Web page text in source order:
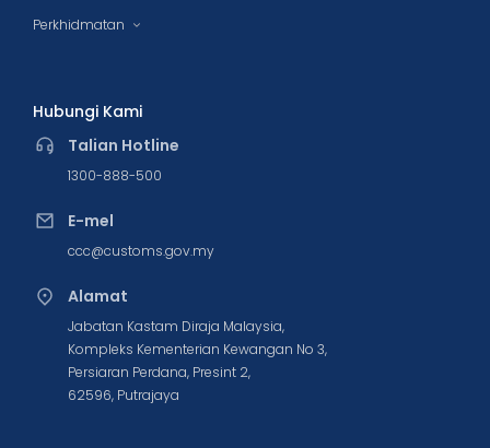
Perkhidmatan
Hubungi Kami
Talian Hotline
1300-888-500
E-mel
ccc@customs.gov.my
Alamat
Jabatan Kastam Diraja Malaysia,
Kompleks Kementerian Kewangan No 3,
Persiaran Perdana, Presint 2,
62596, Putrajaya